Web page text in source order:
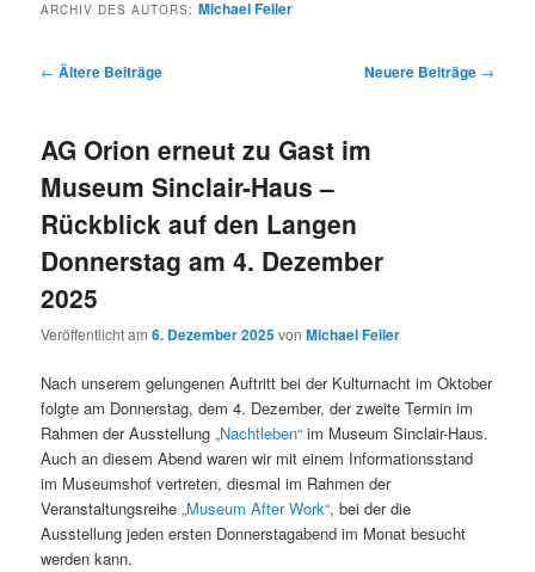
ARCHIV DES AUTORS: Michael Feiler
Beitragsnavigation
← Ältere Beiträge Neuere Beiträge →
AG Orion erneut zu Gast im
Museum Sinclair-Haus –
Rückblick auf den Langen
Donnerstag am 4. Dezember
2025
Veröffentlicht am6. Dezember 2025vonMichael Feiler
Nach unserem gelungenen Auftritt bei der Kulturnacht im Oktober
folgte am Donnerstag, dem 4. Dezember, der zweite Termin im
Rahmen der Ausstellung„Nachtleben“ im Museum Sinclair-Haus.
Auch an diesem Abend waren wir mit einem Informationsstand
im Museumshof vertreten, diesmal im Rahmen der
Veranstaltungsreihe„Museum After Work“, bei der die
Ausstellung jeden ersten Donnerstagabend im Monat besucht
werden kann.